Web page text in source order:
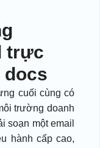
trực
docs
cuối cùng có
trường doanh
soạn một email
hành cấp cao,